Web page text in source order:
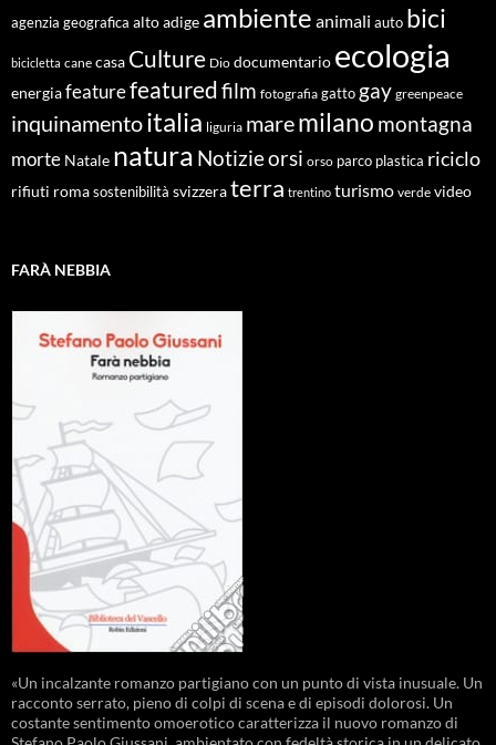
agenzia geografica alto adige ambiente animali auto bici
bicicletta cane casa Culture Dio documentario ecologia
energiafeaturefeaturedfilm fotografia gatto gay greenpeace
inquinamentoitalia liguria maremilano montagna
morte Natale natura Notizieorsi orso parco plastica riciclo
rifiuti roma sostenibilità svizzeraterra trentino turismo verde video
FARÀ NEBBIA
«Un incalzante romanzo partigiano con un punto di vista inusuale. Un
racconto serrato, pieno di colpi di scena e di episodi dolorosi. Un
costante sentimento omoerotico caratterizza il nuovo romanzo di